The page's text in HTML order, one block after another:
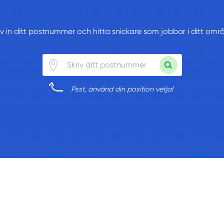
in ditt postnummer och hitta snickare som jobbar i ditt
Psst, använd din position vetja!